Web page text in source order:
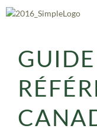
Aller
au